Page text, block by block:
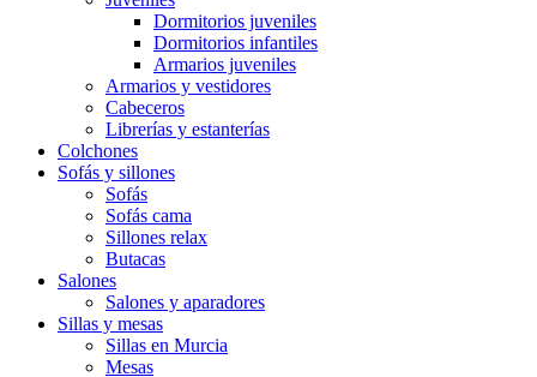
Dormitorios juveniles
Dormitorios infantiles
Armarios juveniles
Armarios y vestidores
Cabeceros
Librerías y estanterías
Colchones
Sofás y sillones
Sofás
Sofás cama
Sillones relax
Butacas
Salones
Salones y aparadores
Sillas y mesas
Sillas en Murcia
Mesas